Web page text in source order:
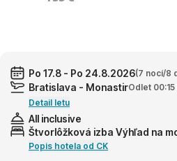
Po 17.8 - Po 24.8.2026(7 nocí/8
Bratislava - MonastirOdlet
Detail letu
All inclusive
Štvorlôžková izba Výhľad na
Popis hotela od CK